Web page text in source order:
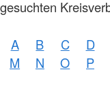
gesuchten
A B C D
M
N O P